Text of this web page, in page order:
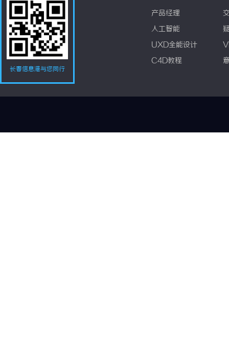
长春信息港与您同行
产品经理
人工智能
UXD全能设计
C4D教程